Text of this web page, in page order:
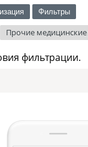
Фильтры
Прочие
фильтрации.